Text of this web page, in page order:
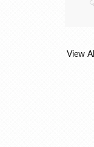
View All